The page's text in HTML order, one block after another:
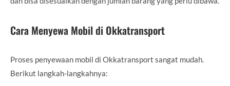
Cara Menyewa Mobil di Okkatransport
Proses penyewaan mobil di Okkatransport sangat mudah.
Berikut langkah-langkahnya: